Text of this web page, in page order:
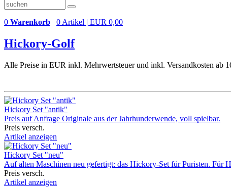
0 Warenkorb 0 Artikel | EUR 0,00
Hickory-Golf
Alle Preise in EUR inkl. Mehrwertsteuer und inkl. Versandkosten ab
Hickory Set "antik"
Preis auf Anfrage Originale aus der Jahrhunderwende, voll spielbar.
Preis versch.
Artikel anzeigen
Hickory Set "neu"
Auf alten Maschinen neu gefertigt: das Hickory-Set für Puristen. Für
Preis versch.
Artikel anzeigen